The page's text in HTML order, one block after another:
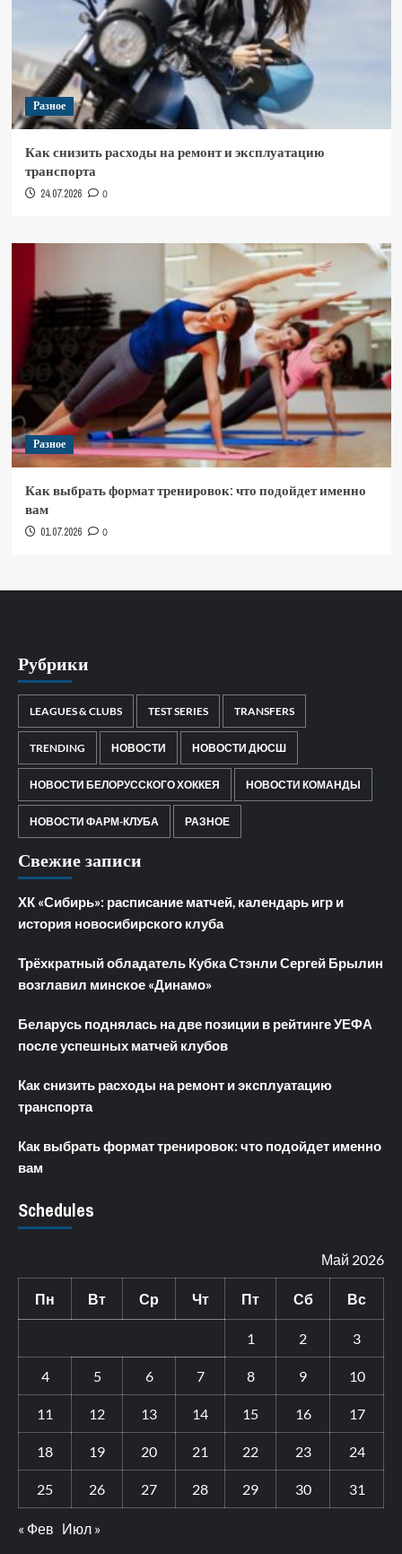
Разное
Как снизить расходы на ремонт и эксплуатацию
транспорта
24.07.2026 0
Разное
Как выбрать формат тренировок: что подойдет именно
вам
01.07.2026 0
Рубрики
LEAGUES & CLUBS TEST SERIES TRANSFERS
TRENDING НОВОСТИ НОВОСТИ ДЮСШ
НОВОСТИ БЕЛОРУССКОГО ХОККЕЯ НОВОСТИ КОМАНДЫ
НОВОСТИ ФАРМ-КЛУБА РАЗНОЕ
Свежие записи
ХК «Сибирь»: расписание матчей, календарь игр и
история новосибирского клуба
Трёхкратный обладатель Кубка Стэнли Сергей Брылин
возглавил минское «Динамо»
Беларусь поднялась на две позиции в рейтинге УЕФА
после успешных матчей клубов
Как снизить расходы на ремонт и эксплуатацию
транспорта
Как выбрать формат тренировок: что подойдет именно
вам
Schedules
Май 2026
Пн Вт Ср Чт Пт Сб Вс
1 2 3
4 5 6 7 8 9 10
11 12 13 14 15 16 17
18 19 20 21 22 23 24
25 26 27 28 29 30 31
« Фев Июл »